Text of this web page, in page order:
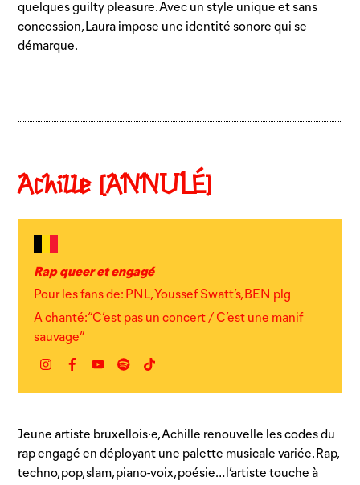
quelques guilty pleasure. Avec un style unique et sans
concession, Laura impose une identité sonore qui se
démarque.
Achille [ANNULÉ]
Rap queer et engagé
Pour les fans de: PNL, Youssef Swatt’s, BEN plg
A chanté: “C’est pas un concert / C’est une manif
sauvage”
Instagram
FacebookYouTubeSpotifyTikTok
Jeune artiste bruxellois·e, Achille renouvelle les codes du
rap engagé en déployant une palette musicale variée. Rap,
techno, pop, slam, piano-voix, poésie… l’artiste touche à